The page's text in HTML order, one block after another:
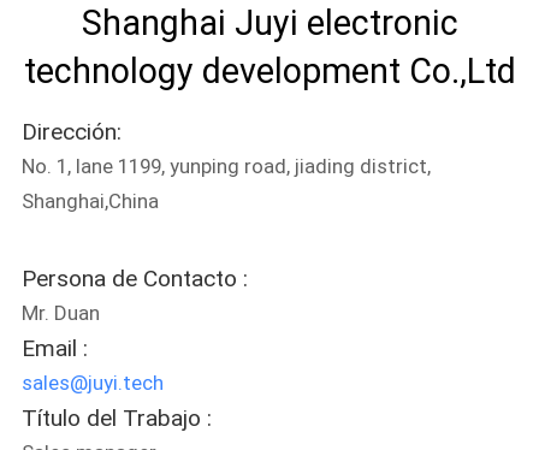
Shanghai Juyi electronic
technology development Co.,Ltd
Dirección:
No. 1, lane 1199, yunping road, jiading district,
Shanghai,China
Persona de Contacto :
Mr. Duan
Email :
sales@juyi.tech
Título del Trabajo :